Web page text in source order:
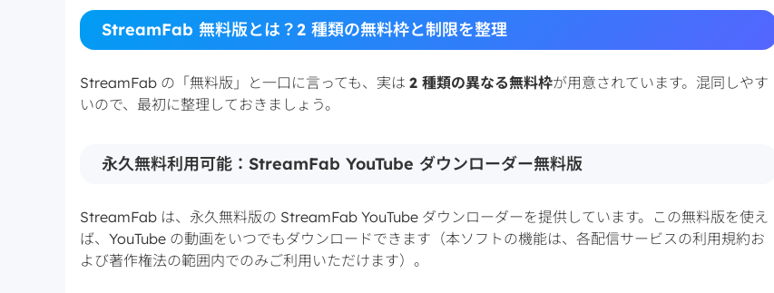
StreamFab 無料版とは？2 種類の無料枠と制限を整理
StreamFab の「無料版」と一口に言っても、実は 2 種類の異なる無料枠が用意されています。混同しやす
いので、最初に整理しておきましょう。
永久無料利用可能：StreamFab YouTube ダウンローダー無料版
StreamFab は、永久無料版の StreamFab YouTube ダウンローダーを提供しています。この無料版を使え
ば、YouTube の動画をいつでもダウンロードできます（本ソフトの機能は、各配信サービスの利用規約お
よび著作権法の範囲内でのみご利用いただけます）。